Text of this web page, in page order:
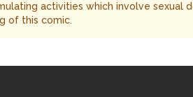
activities which involve sexual
of this comic.